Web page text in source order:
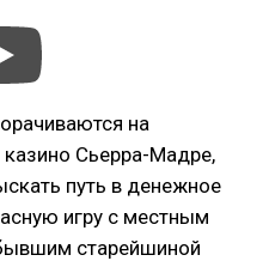
на
Сьерра-Мадре,
путь в денежное
игру с местным
старейшиной